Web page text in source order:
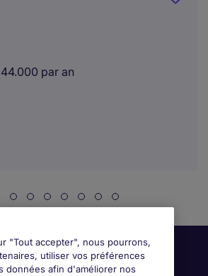
par an
"Tout accepter", nous pourrons,
utiliser vos préférences
données afin d'améliorer nos